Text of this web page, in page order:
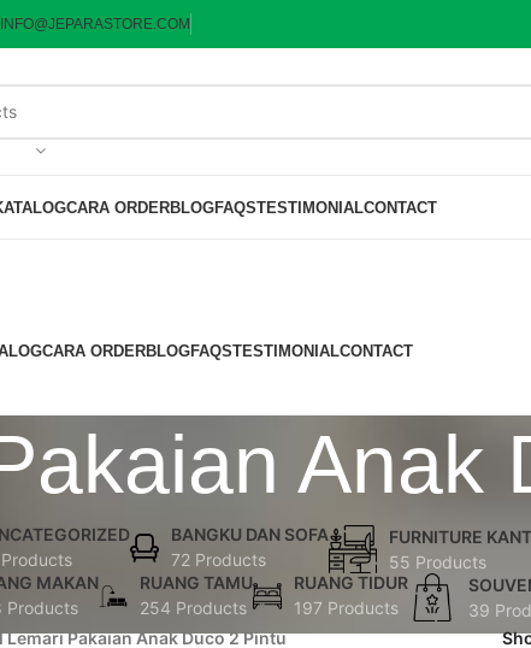
INFO@JEPARASTORE.COM
CARA ORDERBLOGFAQSTESTIMONIALCONTACT
CARA ORDERBLOGFAQSTESTIMONIALCONTACT
Anak
BANGKU DAN SOFA
72 Products
FURNITURE
55 Products
MAKAN
Products
RUANG TAMU
254 Products
RUANG TIDUR
197 Products
39
Lemari Pakaian Anak Duco 2 Pintu